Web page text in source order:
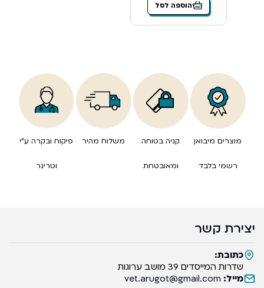
הוספה לסל
מוצרים מיבואן
רשמי בלבד
קניה בטוחה
ומאובטחת
משלוח מהיר פיקוח ובקרה ע”י
וטרינר
יצירת קשר
כתובת:
שדרות המייסדים 39 מושב ערוגות
מייל: vet.arugot@gmail.com